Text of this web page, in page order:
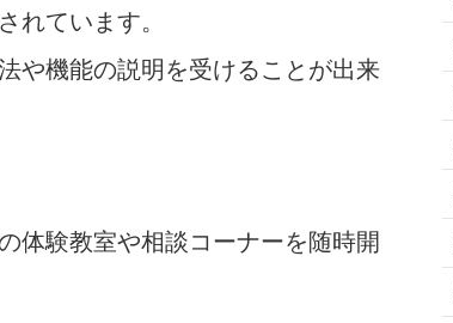
れています。
や機能の説明を受けることが出来
体験教室や相談コーナーを随時開